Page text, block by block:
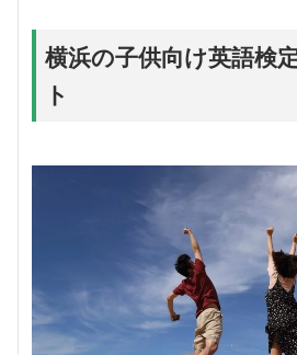
横浜の子供向け英語検
ト